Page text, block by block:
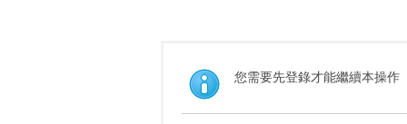
您需要先登錄才能繼續本操作